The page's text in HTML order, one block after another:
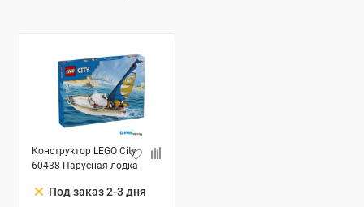
Конструктор LEGO City
60438 Парусная лодка
clear Под заказ 2-3 дня